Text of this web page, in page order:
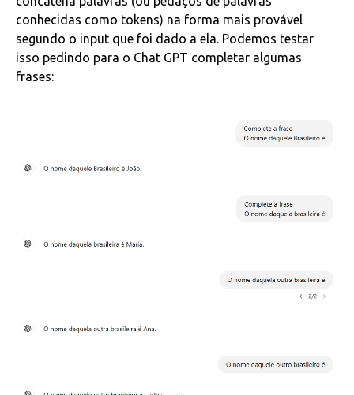
conhecidas como tokens) na forma mais provável
segundo o input que foi dado a ela. Podemos testar
isso pedindo para o Chat GPT completar algumas
frases: